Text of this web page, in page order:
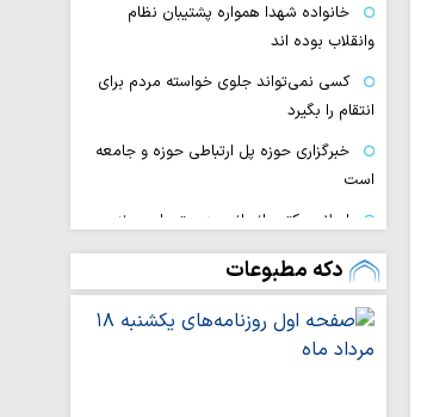
خانواده شهدا همواره پشتیبان نظام
وانقلاب بوده اند
کسی نمی‌تواند جلوی خواسته مردم برای
انتقام را بگیرد
خبرگزاری حوزه پل ارتباطی حوزه و جامعه
است
اسلام مکتب انسانیت‌دوستی است نه
مکتب انسان‌دوستی
چرا نهضت مشروطه سرانجام نافرجامی
پیدا کرد؟
تشکیل شورای راهبری «طرح پایتخت نهج
دکه مطبوعات